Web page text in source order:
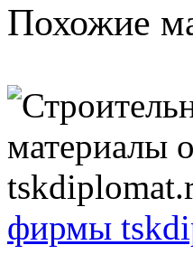
Похожие
фирмы